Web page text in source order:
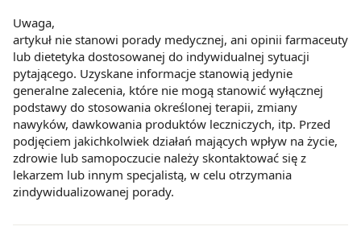
Uwaga,
artykuł nie stanowi porady medycznej, ani opinii farmaceuty
lub dietetyka dostosowanej do indywidualnej sytuacji
pytającego. Uzyskane informacje stanowią jedynie
generalne zalecenia, które nie mogą stanowić wyłącznej
podstawy do stosowania określonej terapii, zmiany
nawyków, dawkowania produktów leczniczych, itp. Przed
podjęciem jakichkolwiek działań mających wpływ na życie,
zdrowie lub samopoczucie należy skontaktować się z
lekarzem lub innym specjalistą, w celu otrzymania
zindywidualizowanej porady.